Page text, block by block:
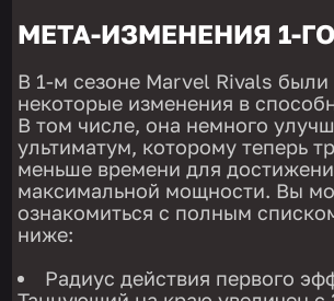
МЕТА-ИЗМЕНЕНИЯ 1-
В 1-м сезоне Marvel Rivals были
некоторые изменения в
В том числе, она немного
ультиматум, которому теперь
меньше времени для
максимальной мощности. Вы
ознакомиться с полным
ниже:
Радиус действия первого